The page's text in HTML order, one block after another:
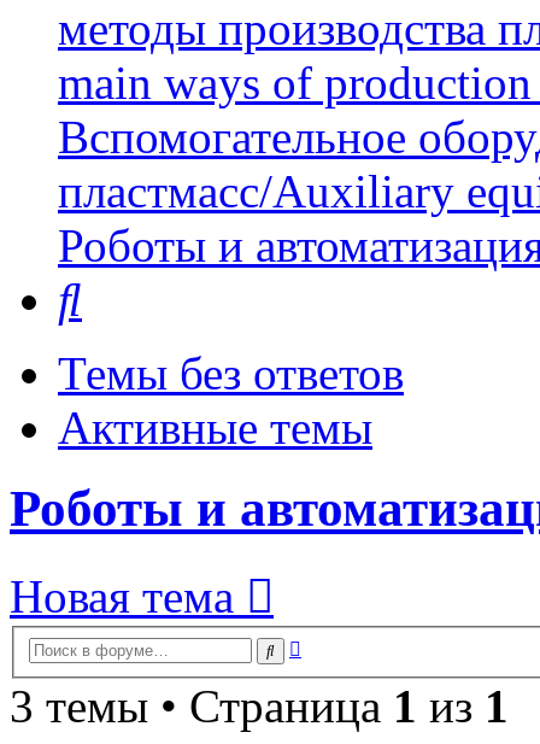
методы производства
main ways of
Вспомогательное
пластмасс/Auxiliary
Роботы и
Темы без ответов
Активные темы
Роботы и
Новая тема
Поиск
3 темы • Страница 1 из 1